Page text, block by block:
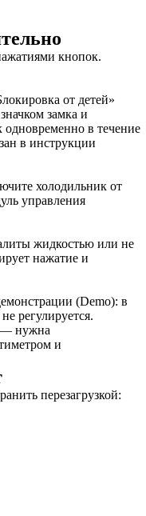
кнопок.
от детей»
замка и
одновременно в течение
в инструкции
холодильник от
управления
жидкостью или не
нажатие и
(Demo): в
регулируется.
— нужна
и
перезагрузкой: